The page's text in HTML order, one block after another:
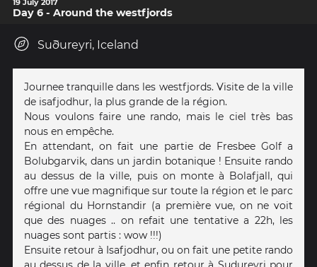
19 July 2017
Day 6 - Around the westfjords
Suðureyri, Iceland
Journee tranquille dans les westfjords. Visite de la ville
de isafjodhur, la plus grande de la région.
Nous voulons faire une rando, mais le ciel très bas
nous en empêche.
En attendant, on fait une partie de Fresbee Golf a
Bolubgarvik, dans un jardin botanique ! Ensuite rando
au dessus de la ville, puis on monte à Bolafjall, qui
offre une vue magnifique sur toute la région et le parc
régional du Hornstandir (a première vue, on ne voit
que des nuages .. on refait une tentative a 22h, les
nuages sont partis : wow !!!)
Ensuite retour à Isafjodhur, ou on fait une petite rando